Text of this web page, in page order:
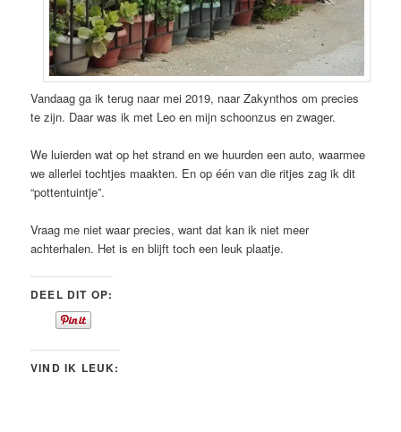
Vandaag ga ik terug naar mei 2019, naar Zakynthos om precies
te zijn. Daar was ik met Leo en mijn schoonzus en zwager.
We luierden wat op het strand en we huurden een auto, waarmee
we allerlei tochtjes maakten. En op één van die ritjes zag ik dit
“pottentuintje”.
Vraag me niet waar precies, want dat kan ik niet meer
achterhalen. Het is en blijft toch een leuk plaatje.
DEEL DIT OP:
VIND IK LEUK: